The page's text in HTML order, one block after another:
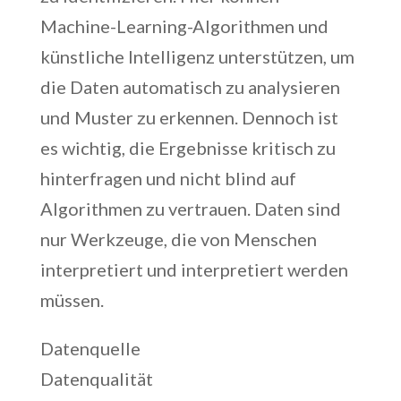
Machine-Learning-Algorithmen und
künstliche Intelligenz unterstützen, um
die Daten automatisch zu analysieren
und Muster zu erkennen. Dennoch ist
es wichtig, die Ergebnisse kritisch zu
hinterfragen und nicht blind auf
Algorithmen zu vertrauen. Daten sind
nur Werkzeuge, die von Menschen
interpretiert und interpretiert werden
müssen.
Datenquelle
Datenqualität